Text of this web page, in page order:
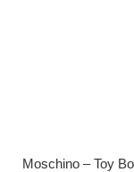
Moschino – Toy